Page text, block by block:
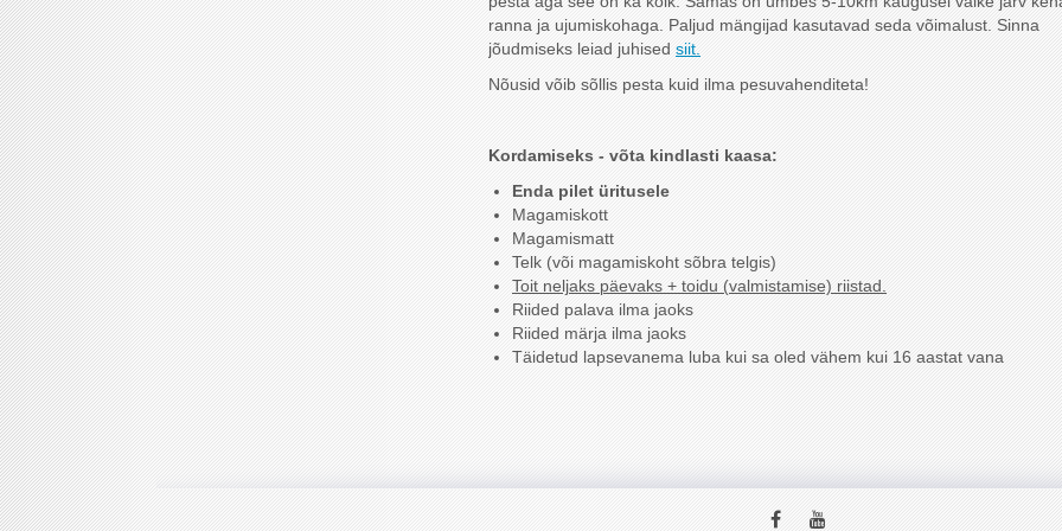
ranna ja ujumiskohaga. Paljud mängijad kasutavad seda võimalust. Sinna
jõudmiseks leiad juhised siit.
Nõusid võib sõllis pesta kuid ilma pesuvahenditeta!
Kordamiseks - võta kindlasti kaasa:
Enda pilet üritusele
Magamiskott
Magamismatt
Telk (või magamiskoht sõbra telgis)
Toit neljaks päevaks + toidu (valmistamise) riistad.
Riided palava ilma jaoks
Riided märja ilma jaoks
Täidetud lapsevanema luba kui sa oled vähem kui 16 aastat vana